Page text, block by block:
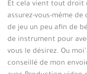
Et cela vient tout droit
assurez-vous-même
de jeu un peu afin de
de instrument pour
vous le désirez. Ou
conseillé de mon